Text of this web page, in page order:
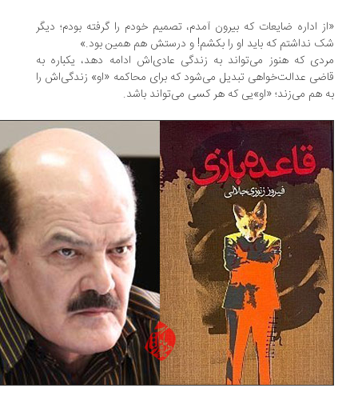
اداره ضایعات که بیرون آمدم، تصمیم خودم را گرفته بودم؛ دیگر
نداشتم که باید او را بکشم! و درستش هم همین بود.»
که هنوز می‌تواند به زندگی عادی‌اش ادامه دهد، یکباره به
عدالت‌خواهی تبدیل می‌شود که برای محاکمه «او» زندگی‌اش را
هم می‌زند؛ «او»یی که هر کسی می‌تواند باشد.